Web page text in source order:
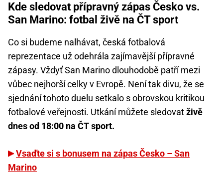
Kde sledovat přípravný zápas Česko vs.
San Marino: fotbal živě na ČT sport
Co si budeme nalhávat, česká fotbalová
reprezentace už odehrála zajímavější přípravné
zápasy. Vždyť San Marino dlouhodobě patří mezi
vůbec nejhorší celky v Evropě. Není tak divu, že se
sjednání tohoto duelu setkalo s obrovskou kritikou
fotbalové veřejnosti. Utkání můžete sledovatživě
dnes od 18:00 na ČT sport.
Vsaďte si s bonusem na zápas Česko – San
Marino